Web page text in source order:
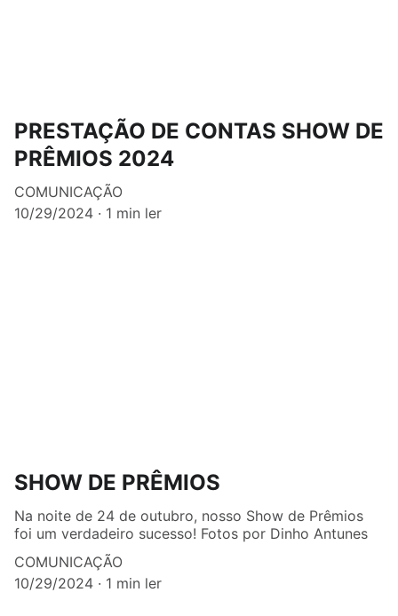
PRESTAÇÃO DE CONTAS SHOW DE
PRÊMIOS 2024
COMUNICAÇÃO
10/29/2024
1 min ler
SHOW DE PRÊMIOS
Na noite de 24 de outubro, nosso Show de Prêmios
foi um verdadeiro sucesso! Fotos por Dinho Antunes
COMUNICAÇÃO
10/29/2024
1 min ler